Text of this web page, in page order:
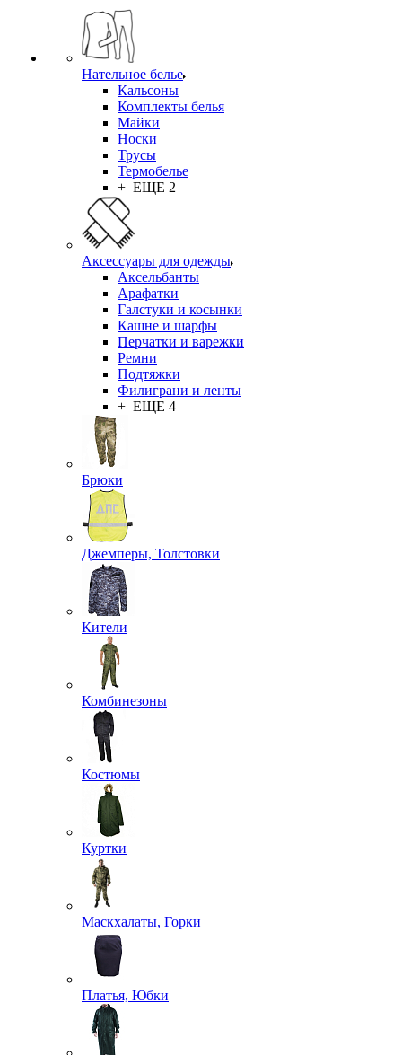
Нательное белье
Кальсоны
Комплекты белья
Майки
Носки
Трусы
Термобелье
+ ЕЩЕ 2
Аксессуары для одежды
Аксельбанты
Арафатки
Галстуки и косынки
Кашне и шарфы
Перчатки и варежки
Ремни
Подтяжки
Филиграни и ленты
+ ЕЩЕ 4
Брюки
Джемперы, Толстовки
Кители
Комбинезоны
Костюмы
Куртки
Маскхалаты, Горки
Платья, Юбки